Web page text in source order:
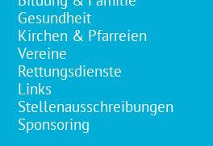
Gesundheit
Kirchen & Pfarreien
Vereine
Rettungsdienste
Links
Stellenausschreibungen
Sponsoring